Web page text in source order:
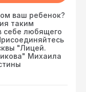
ваш ребенок?
таким
себе любящего
"Лицей.
Михаила